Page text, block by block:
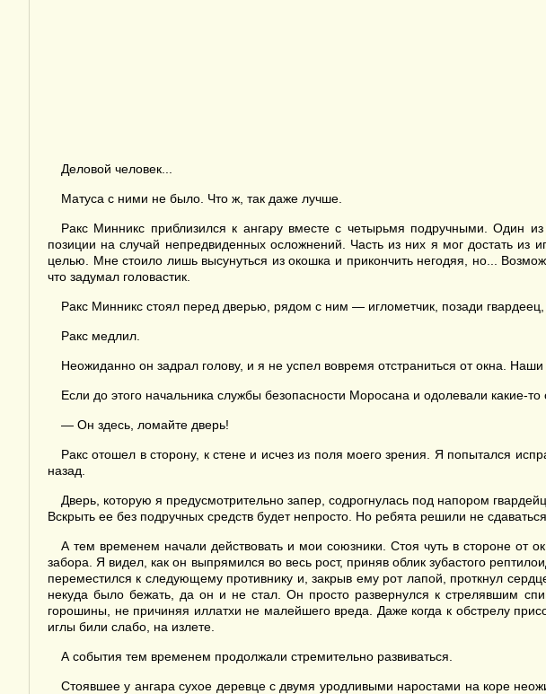
Деловой человек...
Матуса с ними не было. Что ж, так даже лучше.
Ракс Минникс приблизился к ангару вместе с четырьмя подручными. Один
позиции на случай непредвиденных осложнений. Часть из них я мог достать
целью. Мне стоило лишь высунуться из окошка и прикончить негодяя, но...
что задумал головастик.
Ракс Минникс стоял перед дверью, рядом с ним — иглометчик, позади
Ракс медлил.
Неожиданно он задрал голову, и я не успел вовремя отстраниться от окна. Наши
Если до этого начальника службы безопасности Моросана и одолевали какие-
— Он здесь, ломайте дверь!
Ракс отошел в сторону, к стене и исчез из поля моего зрения. Я попытался
назад.
Дверь, которую я предусмотрительно запер, содрогнулась под напором
Вскрыть ее без подручных средств будет непросто. Но ребята решили не
А тем временем начали действовать и мои союзники. Стоя чуть в стороне от
забора. Я видел, как он выпрямился во весь рост, приняв облик зубастого
переместился к следующему противнику и, закрыв ему рот лапой, проткнул
некуда было бежать, да он и не стал. Он просто развернулся к стрелявшим
горошины, не причиняя иллатхи не малейшего вреда. Даже когда к обстрелу
иглы били слабо, на излете.
А события тем временем продолжали стремительно развиваться.
Стоявшее у ангара сухое деревце с двумя уродливыми наростами на коре